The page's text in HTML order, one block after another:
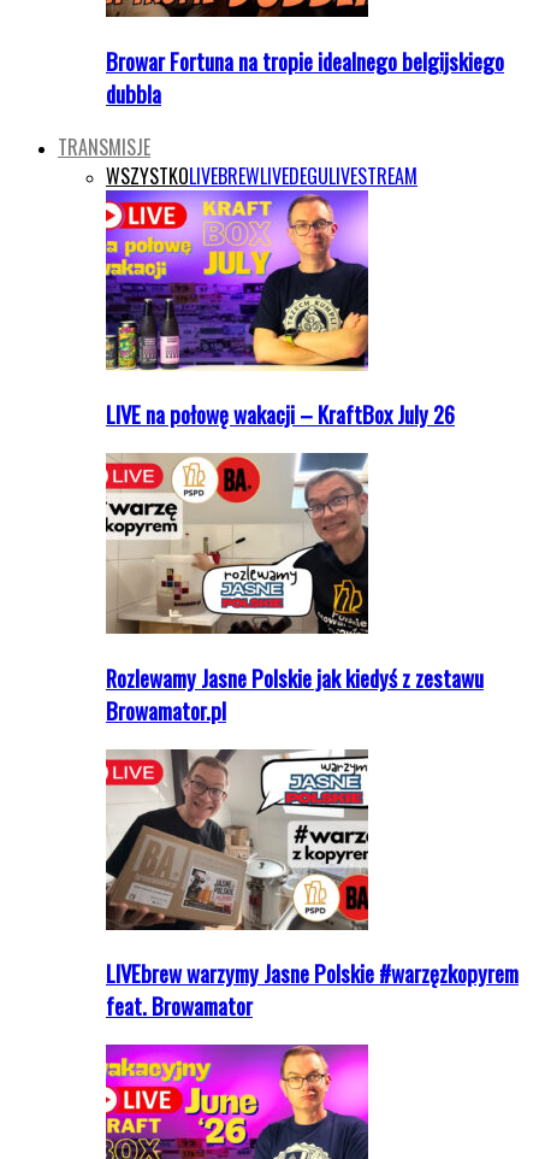
Browar Fortuna na tropie idealnego belgijskiego
dubbla
TRANSMISJE
WSZYSTKOLIVEBREWLIVEDEGULIVESTREAM
LIVE na połowę wakacji – KraftBox July 26
Rozlewamy Jasne Polskie jak kiedyś z zestawu
Browamator.pl
LIVEbrew warzymy Jasne Polskie #warzęzkopyrem
feat. Browamator